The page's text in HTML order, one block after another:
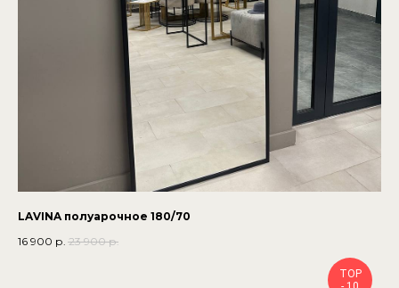
LAVINA полуарочное 180/70
16 900 р. 23 900 р.
TOP